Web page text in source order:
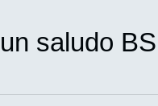
un saludo